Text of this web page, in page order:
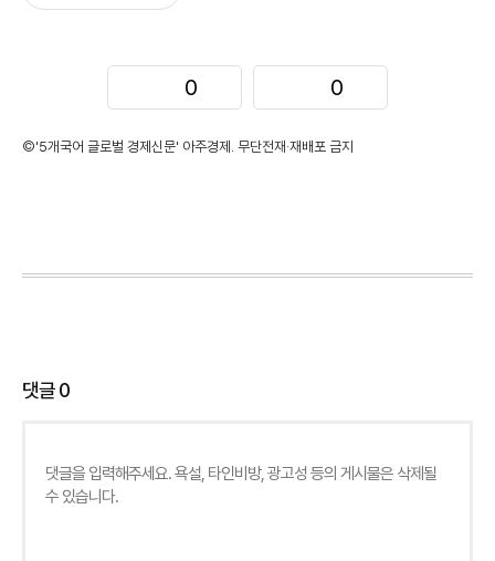
0 0
©'5개국어 글로벌 경제신문' 아주경제. 무단전재·재배포 금지
댓글0